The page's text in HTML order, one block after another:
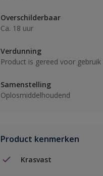
Overschilderbaar
Ca. 18 uur
Verdunning
Product is gereed voor gebruik
Samenstelling
Oplosmiddelhoudend
Product kenmerken
Krasvast